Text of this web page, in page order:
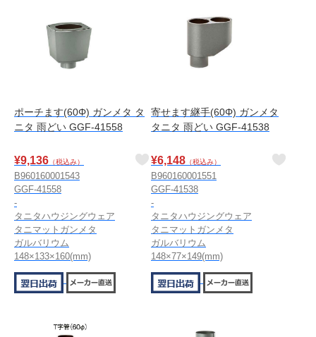
ポーチます(60Φ) ガンメタ タ
ニタ 雨どい GGF-41558
¥9,136 （税込み）
B960160001543
GGF-41558
-
タニタハウジングウェア
タニマットガンメタ
ガルバリウム
148×133×160(mm)
寄せます継手(60Φ) ガンメタ
タニタ 雨どい GGF-41538
¥6,148 （税込み）
B960160001551
GGF-41538
-
タニタハウジングウェア
タニマットガンメタ
ガルバリウム
148×77×149(mm)